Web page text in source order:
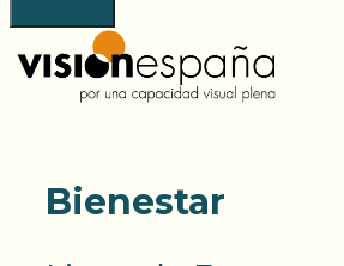
Bienestar